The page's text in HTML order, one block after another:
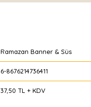
Ramazan Banner & Süs
6-8676214736411
37,50 TL + KDV